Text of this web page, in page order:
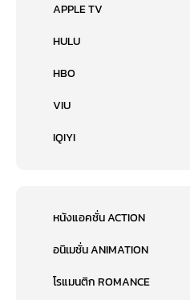
APPLE TV
HULU
HBO
VIU
IQIYI
หนังแอคชั่น ACTION
อนิเมชั่น ANIMATION
โรแมนติก ROMANCE